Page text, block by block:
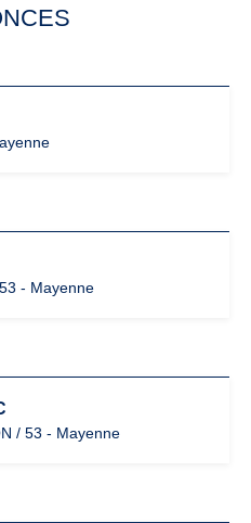
- Mayenne
/ 53 - Mayenne